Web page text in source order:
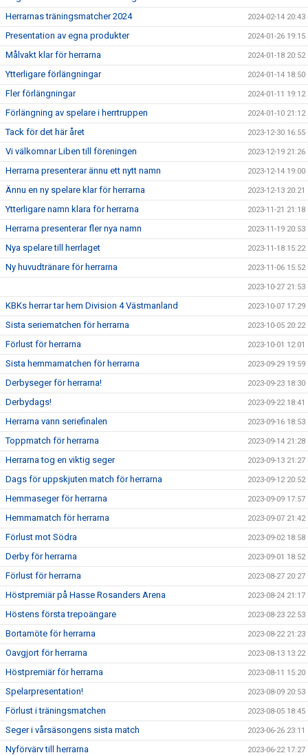
Herrarnas träningsmatcher 2024 2024-02-14 20:43
Presentation av egna produkter 2024-01-26 19:15
Målvakt klar för herrarna 2024-01-18 20:52
Ytterligare förlängningar 2024-01-14 18:50
Fler förlängningar 2024-01-11 19:12
Förlängning av spelare i herrtruppen 2024-01-10 21:12
Tack för det här året 2023-12-30 16:55
Vi välkomnar Liben till föreningen 2023-12-19 21:26
Herrarna presenterar ännu ett nytt namn 2023-12-14 19:00
Ännu en ny spelare klar för herrarna 2023-12-13 20:21
Ytterligare namn klara för herrarna 2023-11-21 21:18
Herrarna presenterar fler nya namn 2023-11-19 20:53
Nya spelare till herrlaget 2023-11-18 15:22
Ny huvudtränare för herrarna 2023-11-06 15:52
2023-10-27 21:53
KBKs herrar tar hem Division 4 Västmanland 2023-10-07 17:29
Sista seriematchen för herrarna 2023-10-05 20:22
Förlust för herrarna 2023-10-01 12:01
Sista hemmamatchen för herrarna 2023-09-29 19:59
Derbyseger för herrarna! 2023-09-23 18:30
Derbydags! 2023-09-22 18:41
Herrarna vann seriefinalen 2023-09-16 18:53
Toppmatch för herrarna 2023-09-14 21:28
Herrarna tog en viktig seger 2023-09-13 21:27
Dags för uppskjuten match för herrarna 2023-09-12 20:52
Hemmaseger för herrarna 2023-09-09 17:57
Hemmamatch för herrarna 2023-09-07 21:42
Förlust mot Södra 2023-09-02 18:58
Derby för herrarna 2023-09-01 18:52
Förlust för herrarna 2023-08-27 20:27
Höstpremiär på Hasse Rosanders Arena 2023-08-24 21:17
Höstens första trepoängare 2023-08-23 22:53
Bortamöte för herrarna 2023-08-22 21:23
Oavgjort för herrarna 2023-08-13 13:22
Höstpremiär för herrarna 2023-08-11 15:20
Spelarpresentation! 2023-08-09 20:53
Förlust i träningsmatchen 2023-08-05 18:45
Seger i vårsäsongens sista match 2023-06-26 23:11
Nyförvärv till herrarna 2023-06-22 17:27